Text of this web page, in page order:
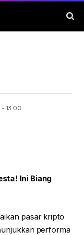
13.00
Ini Biang
pasar kripto
performa